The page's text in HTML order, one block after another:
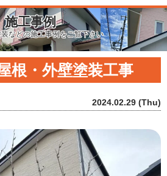
施工事例
などの施工事例をご覧下さい
根・外壁塗装工事
2024.02.29 (Thu)